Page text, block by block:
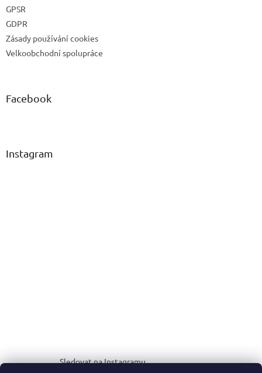
GPSR
GDPR
Zásady používání cookies
Velkoobchodní spolupráce
Facebook
Instagram
Sledovat na Instagramu